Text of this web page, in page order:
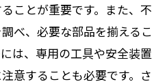
ことが重要です。また、不
べ、必要な部品を揃えるこ
は、専用の工具や安全装置
意することも必要です。さ